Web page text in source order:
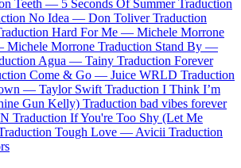
Teeth — 5 Seconds Of Summer Traduction
No Idea — Don Toliver Traduction
Hard For Me — Michele Morrone
Michele Morrone Traduction Stand By —
Agua — Tainy Traduction Forever
Come & Go — Juice WRLD Traduction
— Taylor Swift Traduction I Think I’m
Gun Kelly) Traduction bad vibes forever
Traduction If You're Too Shy (Let Me
Tough Love — Avicii Traduction